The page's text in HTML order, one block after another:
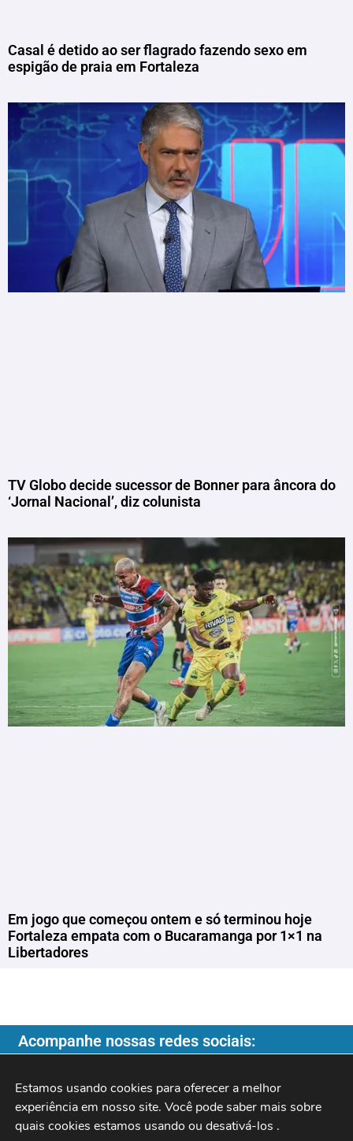
Casal é detido ao ser flagrado fazendo sexo em
espigão de praia em Fortaleza
TV Globo decide sucessor de Bonner para âncora do
‘Jornal Nacional’, diz colunista
Em jogo que começou ontem e só terminou hoje
Fortaleza empata com o Bucaramanga por 1×1 na
Libertadores
Acompanhe nossas redes sociais:
Copyright ©️ 2026| Programa do Rochinha |
Estamos usando cookies para oferecer a melhor
experiência em nosso site. Você pode saber mais sobre
quais cookies estamos usando ou desativá-los .